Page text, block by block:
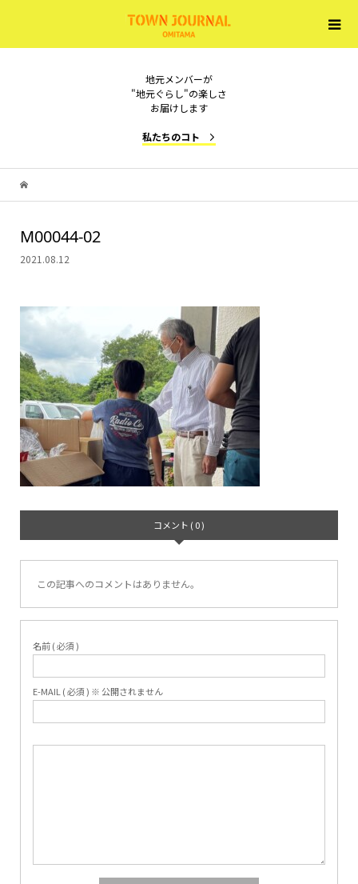
地元メンバーが
"地元ぐらし"の楽しさ
お届けします
私たちのコト
M00044-02
2021.08.12
コメント ( 0 )
この記事へのコメントはありません。
名前 ( 必須 )
E-MAIL ( 必須 ) ※ 公開されません